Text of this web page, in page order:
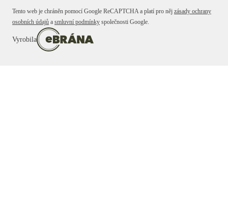
Tento web je chráněn pomocí Google ReCAPTCHA a platí pro něj zásady ochrany
osobních údajů a smluvní podmínky společnosti Google.
Vyrobila